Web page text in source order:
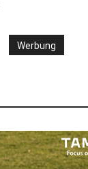
Werbung